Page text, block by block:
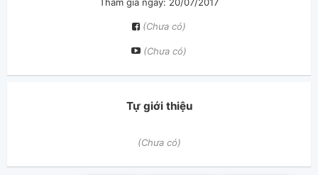
(Chưa có)
(Chưa có)
Tự giới thiệu
(Chưa có)